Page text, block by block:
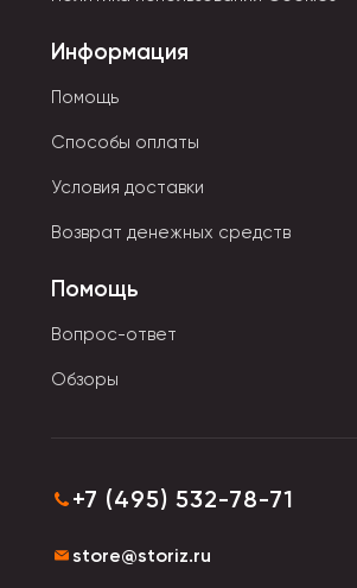
Информация
Помощь
Способы оплаты
Условия доставки
Возврат денежных средств
Помощь
Вопрос-ответ
Обзоры
+7 (495) 532-78-71
store@storiz.ru